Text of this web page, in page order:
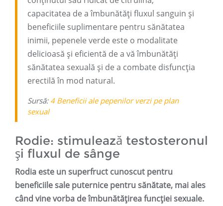
capacitatea de a îmbunătăți fluxul sanguin și
beneficiile suplimentare pentru sănătatea
inimii, pepenele verde este o modalitate
delicioasă și eficientă de a vă îmbunătăți
sănătatea sexuală și de a combate disfuncția
erectilă în mod natural.
Sursă: 4 Beneficii ale pepenilor verzi pe plan
sexual
Rodie: stimulează testosteronul
și fluxul de sânge
Rodia este un superfruct cunoscut pentru
beneficiile sale puternice pentru sănătate, mai ales
când vine vorba de îmbunătățirea funcției sexuale.